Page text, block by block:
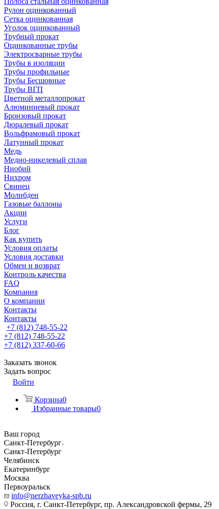
Рулон оцинкованный
Сетка оцинкованная
Уголок оцинкованный
Трубный прокат
Оцинкованные трубы
Электросварные трубы
Трубы в изоляции
Трубы профильные
Трубы Бесшовные
Трубы ВГП
Цветной металлопрокат
Алюминиевый прокат
Бронзовый прокат
Дюралевый прокат
Вольфрамовый прокат
Латунный прокат
Медь
Медно-никелевый сплав
Ниобий
Нихром
Свинец
Молибден
Газовые баллоны
Акции
Услуги
Блог
Как купить
Условия оплаты
Условия доставки
Обмен и возврат
Контроль качества
FAQ
Компания
О компании
Контакты
Контакты
+7 (812) 748-55-22
+7 (812) 748-55-22
+7 (812) 337-60-66
Заказать звонок
Задать вопрос
Войти
Корзина0
Избранные товары0
Ваш город
Санкт-Петербург
Санкт-Петербург
Челябинск
Екатеринбург
Москва
Первоуральск
info@nerzhaveyka-spb.ru
Россия, г. Санкт-Петербург, пр. Александровской фермы, 29